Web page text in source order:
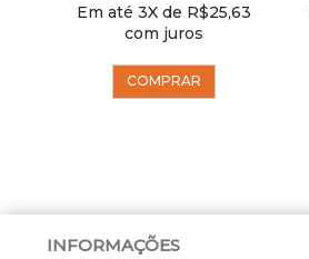
Em até 3X de R$25,63
com juros
COMPRAR
INFORMAÇÕES